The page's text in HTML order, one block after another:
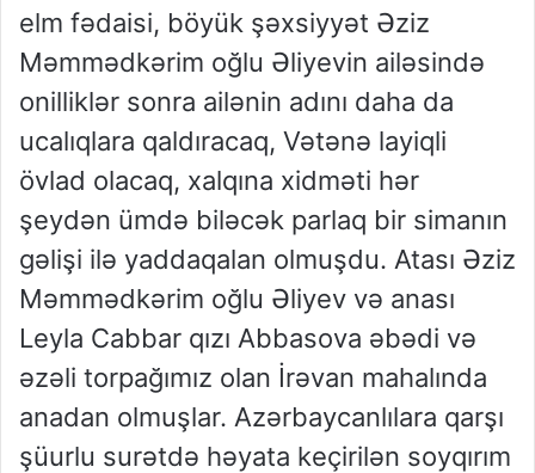
elm fədaisi, böyük şəxsiyyət Əziz
Məmmədkərim oğlu Əliyevin ailəsində
onilliklər sonra ailənin adını daha da
ucalıqlara qaldıracaq, Vətənə layiqli
övlad olacaq, xalqına xidməti hər
şeydən ümdə biləcək parlaq bir simanın
gəlişi ilə yaddaqalan olmuşdu. Atası Əziz
Məmmədkərim oğlu Əliyev və anası
Leyla Cabbar qızı Abbasova əbədi və
əzəli torpağımız olan İrəvan mahalında
anadan olmuşlar. Azərbaycanlılara qarşı
şüurlu surətdə həyata keçirilən soyqırım